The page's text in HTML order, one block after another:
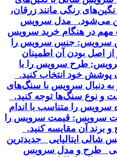
رنگی مانند زرقان،
می‌شود. مدل سرویس
مهم در هنگام خرید سرویس
سرویس: جنس سرویس را
اصل بودن آن اطمینان
طرح سرویس را با
پوشش خود انتخاب کنید.
به دنبال سرویس با سنگ‌های
و نوع سنگ‌ها توجه کنید.
سرویس را متناسب با اندام
سرویس: قیمت سرویس را
برند آن مقایسه کنید.
ایتالیایی جدیدترین
طرح و مدل سرویس